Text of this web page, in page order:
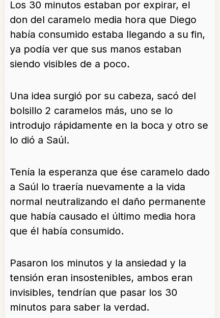
Los 30 minutos estaban por expirar, el
don del caramelo media hora que Diego
había consumido estaba llegando a su fin,
ya podía ver que sus manos estaban
siendo visibles de a poco.
Una idea surgió por su cabeza, sacó del
bolsillo 2 caramelos más, uno se lo
introdujo rápidamente en la boca y otro se
lo dió a Saúl.
Tenía la esperanza que ése caramelo dado
a Saúl lo traería nuevamente a la vida
normal neutralizando el daño permanente
que había causado el último media hora
que él había consumido.
Pasaron los minutos y la ansiedad y la
tensión eran insostenibles, ambos eran
invisibles, tendrían que pasar los 30
minutos para saber la verdad.